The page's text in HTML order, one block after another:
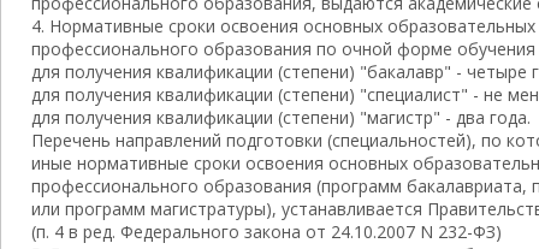
4. Нормативные сроки освоения основных
профессионального образования по очной форме
для получения квалификации (степени) "бакалавр" - четыре
для получения квалификации (степени) "специалист" - не
для получения квалификации (степени) "магистр" - два года.
Перечень направлений подготовки (специальностей), по
иные нормативные сроки освоения основных
профессионального образования (программ бакалавриата,
или программ магистратуры), устанавливается
(п. 4 в ред. Федерального закона от 24.10.2007 N 232-ФЗ)